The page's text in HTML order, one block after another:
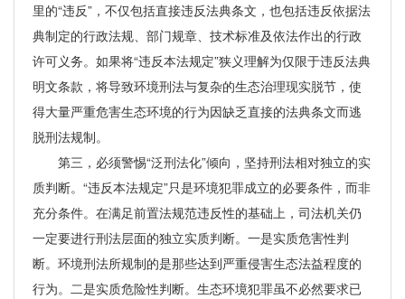
里的“违反”，不仅包括直接违反法典条文，也包括违反依据法
典制定的行政法规、部门规章、技术标准及依法作出的行政
许可义务。如果将“违反本法规定”狭义理解为仅限于违反法典
明文条款，将导致环境刑法与复杂的生态治理现实脱节，使
得大量严重危害生态环境的行为因缺乏直接的法典条文而逃
脱刑法规制。
第三，必须警惕“泛刑法化”倾向，坚持刑法相对独立的实
质判断。“违反本法规定”只是环境犯罪成立的必要条件，而非
充分条件。在满足前置法规范违反性的基础上，司法机关仍
一定要进行刑法层面的独立实质判断。一是实质危害性判
断。环境刑法所规制的是那些达到严重侵害生态法益程度的
行为。二是实质危险性判断。生态环境犯罪虽不必然要求已